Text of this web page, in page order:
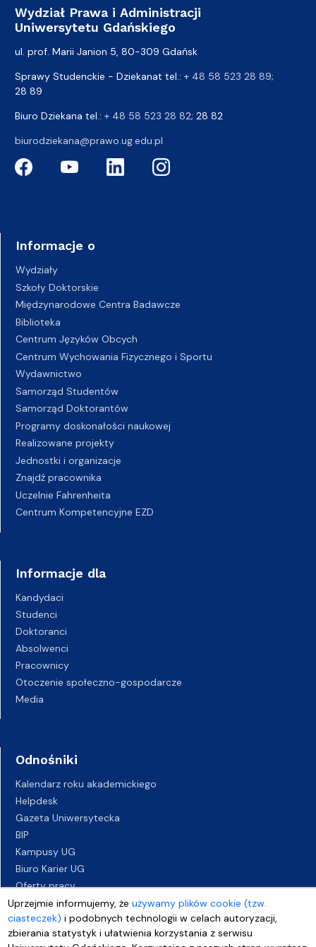
Uprzejmie informujemy, żeużywamy plików cookie (tzw.
ciasteczek) i podobnych technologii w celach autoryzacji,
zbierania statystyk i ułatwienia korzystania z serwisu
Wydział Prawa i Administracji
Uniwersytetu Gdańskiego
ul. prof. Marii Janion 5, 80-309 Gdańsk
Sprawy Studenckie - Dziekanat tel.: + 48 58 523 28 89;
28 89
Biuro Dziekana tel.: + 48 58 523 28 82; 28 82
biurodziekana@prawo.ug.edu.pl
Informacje o
Wydziały
Szkoły Doktorskie
Międzynarodowe Centra Badawcze
Biblioteka
Centrum Języków Obcych
Centrum Wychowania Fizycznego i Sportu
Wydawnictwo
Samorząd Studentów
Samorząd Doktorantów
Programy doskonałości naukowej
Realizowane projekty
Jednostki i organizacje
Znajdź pracownika
Uczelnie Fahrenheita
Centrum Kompetencyjne EZD
Informacje dla
Kandydaci
Studenci
Doktoranci
Absolwenci
Pracownicy
Otoczenie społeczno-gospodarcze
Media
Odnośniki
Kalendarz roku akademickiego
Helpdesk
Gazeta Uniwersytecka
BIP
Kampusy UG
Biuro Karier UG
Oferty pracy
Deklaracja dostępności